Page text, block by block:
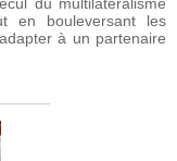
en bouleversant les
à un partenaire